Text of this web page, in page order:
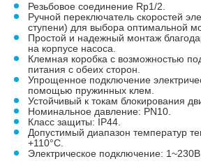
Резьбовое соединение Rp1/2.
Ручной переключатель скоростей
ступени) для выбора оптимальной
Простой и надежный монтаж
на корпусе насоса.
Клемная коробка с возможностью
питания с обеих сторон.
Упрощенное подключение
помощью пружинных клем.
Устойчивый к токам блокирования
Номинальное давление: PN10.
Класс защиты: IP44.
Допустимый диапазон температур
+110°С.
Электрическое подключение: